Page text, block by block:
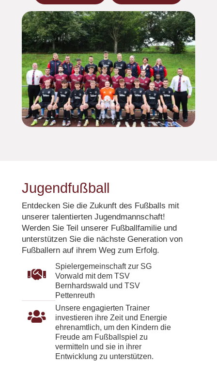
Jugendfußball
Entdecken Sie die Zukunft des Fußballs mit
unserer talentierten Jugendmannschaft!
Werden Sie Teil unserer Fußballfamilie und
unterstützen Sie die nächste Generation von
Fußballern auf ihrem Weg zum Erfolg.

Spielergemeinschaft zur SG
Vorwald mit dem TSV
Bernhardswald und TSV
Pettenreuth

Unsere engagierten Trainer
investieren ihre Zeit und Energie
ehrenamtlich, um den Kindern die
Freude am Fußballspiel zu
vermitteln und sie in ihrer
Entwicklung zu unterstützen.